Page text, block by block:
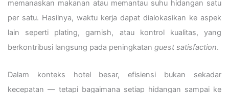
memanaskan makanan atau memantau suhu hidangan satu
per satu. Hasilnya, waktu kerja dapat dialokasikan ke aspek
lain seperti plating, garnish, atau kontrol kualitas, yang
berkontribusi langsung pada peningkatan guest satisfaction.
Dalam konteks hotel besar, efisiensi bukan sekadar
kecepatan — tetapi bagaimana setiap hidangan sampai ke